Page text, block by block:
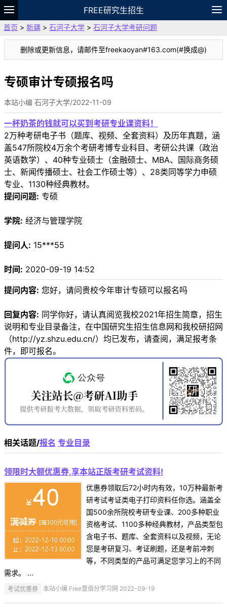
FREE研究生招生
题库
故事 专题 APP 笔记
VIP
资料
首页 > 新疆 > 石河子大学 > 石河子大学考研问题
删除或更新信息，请邮件至freekaoyan#163.com(#换成@)
专硕审计专硕报名吗
本站小编 石河子大学/2022-11-09
一杯奶茶的钱就可以买到考研专业课资料！
2万种考研电子书（题库、视频、全套资料）及历年真题，涵
盖547所院校4万余个考研考博专业科目、考研公共课（政治
英语数学）、40种专业硕士（金融硕士、MBA、国际商务硕
士、新闻传播硕士、社会工作硕士等）、28类同等学力申硕
专业、1130种经典教材。
提问问题: 专硕
学院: 经济与管理学院
提问人: 15***55
时间: 2020-09-19 14:52
提问内容: 您好，请问贵校今年审计专硕可以报名吗
回复内容: 同学你好，请认真阅览我校2021年招生简章，招生
说明和专业目录备注，在中国研究生招生信息网和我校研招网
（http://yz.shzu.edu.cn/）均已发布，请查阅，满足报考条
件，即可报名。
相关话题/报名 专业目录
领限时大额优惠券,享本站正版考研考试资料!
优惠券领取后72小时内有效，10万种最新考
研考试考证类电子打印资料任你选。涵盖全
国500余所院校考研专业课、200多种职业
资格考试、1100多种经典教材，产品类型包
含电子书、题库、全套资料以及视频，无论
您是考研复习、考证刷题，还是考前冲刺
等，不同类型的产品可满足您学习上的不同
需求。 ...
考试优惠券 本站小编 Free壹佰分学习网 2022-09-19